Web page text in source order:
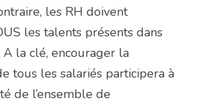
les RH doivent
les talents présents dans
A la clé, encourager la
tous les salariés participera à
de l’ensemble de